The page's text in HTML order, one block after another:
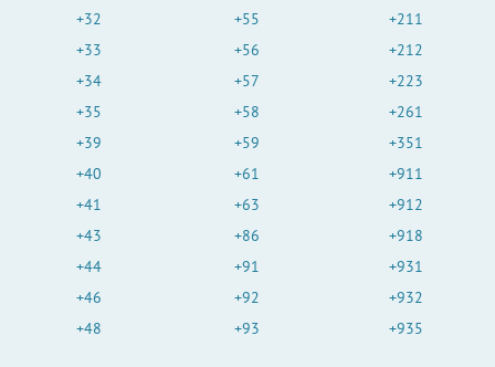
+32
+33
+34
+35
+39
+40
+41
+43
+44
+46
+48
+55
+56
+57
+58
+59
+61
+63
+86
+91
+92
+93
+211
+212
+223
+261
+351
+911
+912
+918
+931
+932
+935